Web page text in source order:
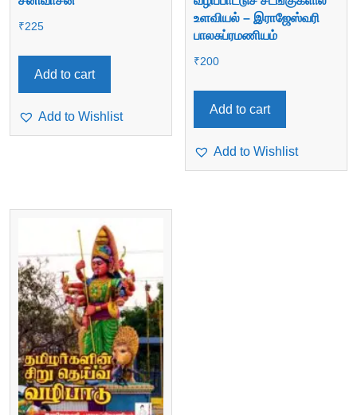
₹225
Add to cart
Add to Wishlist
உளவியல் – இராஜேஸ்வரி
பாலசுப்ரமணியம்
₹200
Add to cart
Add to Wishlist